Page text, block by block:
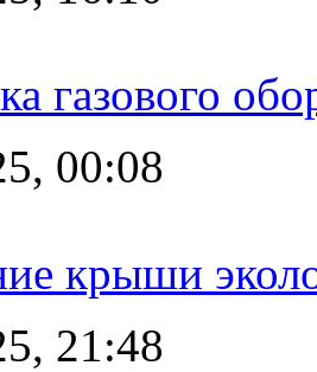
газового
00:08
крыши
21:48